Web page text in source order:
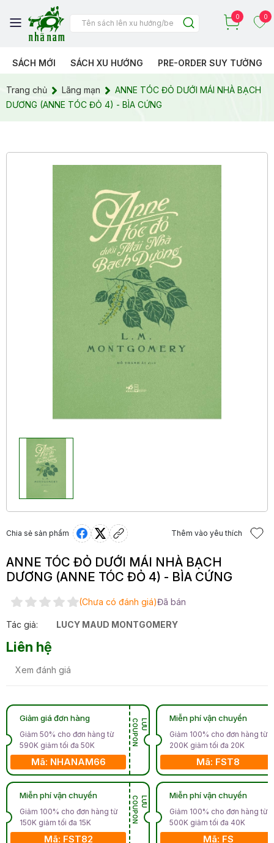
0 0
SÁCH MỚI SÁCH XU HƯỚNG PRE-ORDER SUY TƯỞNG
Trang chủ Lãng mạn
ANNE TÓC ĐỎ DƯỚI MÁI NHÀ BẠCH
DƯƠNG (ANNE TÓC ĐỎ 4) - BÌA CỨNG
Chia sẻ sản phẩm Thêm vào yêu thích
ANNE TÓC ĐỎ DƯỚI MÁI NHÀ BẠCH
DƯƠNG (ANNE TÓC ĐỎ 4) - BÌA CỨNG
(Chưa có đánh giá)Đã bán
Tác giả: LUCY MAUD MONTGOMERY
Liên hệ
Xem đánh giá
Giảm giá đơn hàng
Giảm 50% cho đơn hàng từ
590K giảm tối đa 50K
Mã: NHANAM66
L
Ư
U
C
O
U
P
O
N
Miễn phí vận chuyển
Giảm 100% cho đơn hàng từ
150K giảm tối đa 15K
Mã: FST82
L
Ư
U
C
O
U
P
O
N
Miễn phí vận chuyển
Giảm 100% cho đơn hàng từ
200K giảm tối đa 20K
Mã: FST8
Miễn phí vận chuyển
Giảm 100% cho đơn hàng từ
500K giảm tối đa 40K
Mã: FS